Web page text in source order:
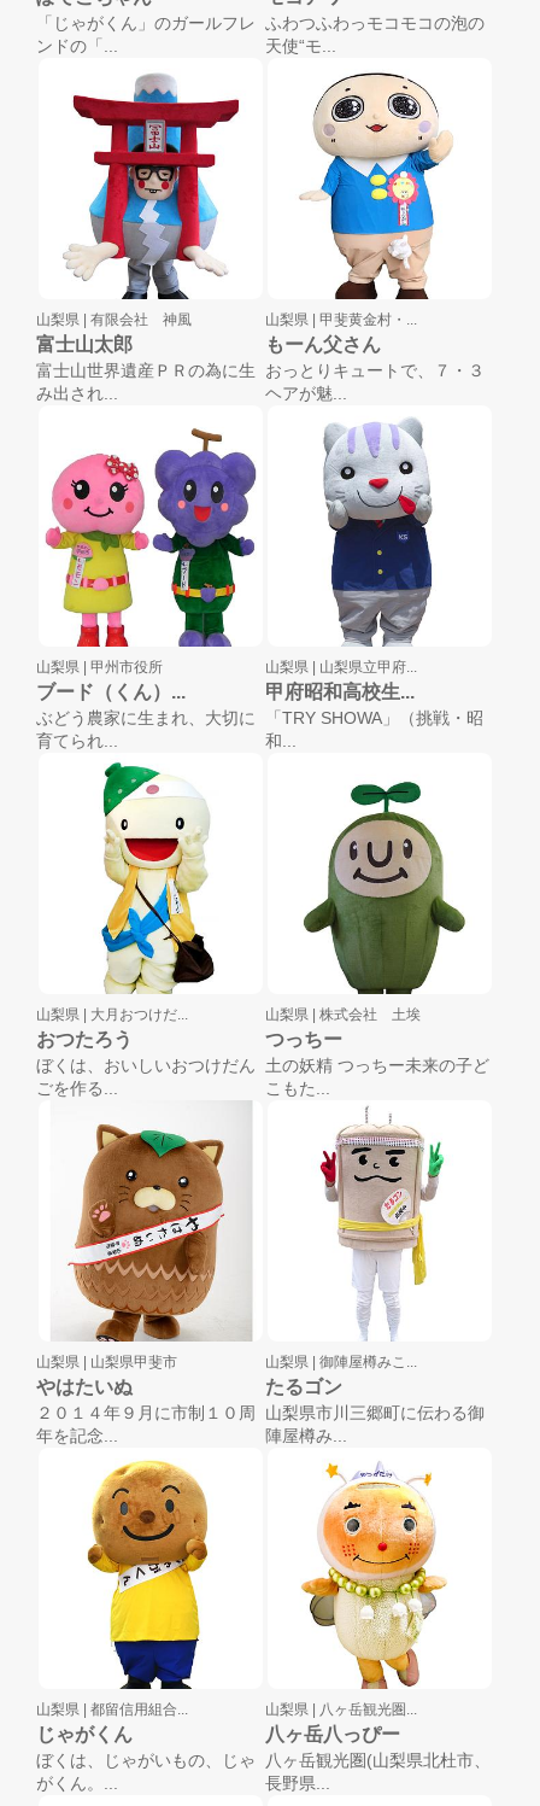
「じゃがくん」のガールフレ
ンドの「...
ふわつふわっモコモコの泡の
天使“モ...
山梨県 | 有限会社 神風
富士山太郎
富士山世界遺産ＰＲの為に生
み出され...
山梨県 | 甲斐黄金村・...
もーん父さん
おっとりキュートで、７・３
ヘアが魅...
山梨県 | 甲州市役所
ブード（くん）...
ぶどう農家に生まれ、大切に
育てられ...
山梨県 | 山梨県立甲府...
甲府昭和高校生...
「TRY SHOWA」（挑戦・昭
和...
山梨県 | 大月おつけだ...
おつたろう
ぼくは、おいしいおつけだん
ごを作る...
山梨県 | 株式会社 土埃
つっちー
土の妖精 つっちー未来の子ど
こもた...
山梨県 | 山梨県甲斐市
やはたいぬ
２０１４年９月に市制１０周
年を記念...
山梨県 | 御陣屋樽みこ...
たるゴン
山梨県市川三郷町に伝わる御
陣屋樽み...
山梨県 | 都留信用組合...
じゃがくん
ぼくは、じゃがいもの、じゃ
がくん。...
山梨県 | 八ヶ岳観光圏...
八ヶ岳八っぴー
八ヶ岳観光圏(山梨県北杜市、
長野県...